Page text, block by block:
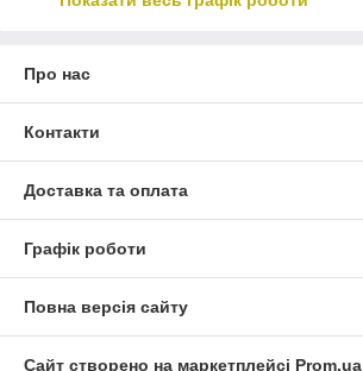
Про нас
Контакти
Доставка та оплата
Графік роботи
Повна версія сайту
Сайт створено на маркетплейсі Prom.ua